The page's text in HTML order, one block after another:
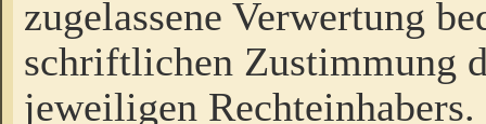
zugelassene Verwertung
schriftlichen Zustimmung
jeweiligen